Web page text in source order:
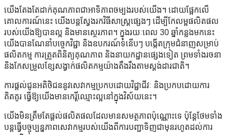
យើងតែងតែដាក់គុណភាពជាអាទិភាពចម្បងរបស់យើង។ ដោយផ្អែកលើ
គោលការណ៍នេះ យើងបន្តស្វែងរកវិធីសាស្រ្តផ្សេងៗ ដើម្បីកែលម្អផលិតផល
របស់យើងឱ្យបានល្អ និងមានស្ថេរភាព។ ក្នុងរយៈពេល 30 ឆ្នាំកន្លងមកនេះ
យើងបានណែនាំបច្ចេកវិជ្ជា និងឧបករណ៍ទំនើបៗ បង្កើតក្រុមជំនាញសម្រាប់
ផលិតកម្ម ការត្រួតពិនិត្យគុណភាព និងនាយកដ្ឋានផ្សេងទៀត ព្រមទាំងរចនា
និងកែសម្រួលខ្សែសង្វាក់ផលិតកម្មយ៉ាងតឹងរឹងតាមស្តង់ដារជាតិ។
ការផ្តល់ជូនអតិថិជននូវសេវាកម្មប្រកបដោយវិជ្ជាជីវៈ និងប្រកបដោយការ
គិតគូរ ធ្វើឱ្យយើងមានកេរ្តិ៍ឈ្មោះល្អនៅក្នុងវិស័យនេះ។
យើងមិនត្រឹមតែផ្តល់ផលិតផលដែលមានសមត្ថភាពប៉ុណ្ណោះទេ ប៉ុន្តែថែមទាំង
បន្តធ្វើបច្ចុប្បន្នភាពសេវាកម្មរបស់យើងពីការបញ្ជាទិញជាមុនរហូតដល់ការ